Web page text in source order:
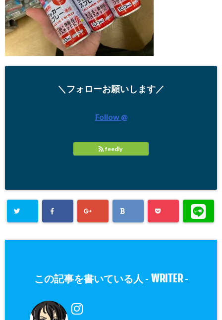
＼フォローお願いします／
Follow @
feedly
この記事を書いている人 - WRITER-